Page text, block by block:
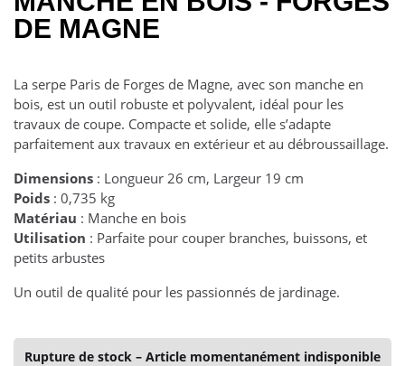
DE MAGNE
La serpe Paris de Forges de Magne, avec son manche en
bois, est un outil robuste et polyvalent, idéal pour les
travaux de coupe. Compacte et solide, elle s’adapte
parfaitement aux travaux en extérieur et au débroussaillage.
Dimensions : Longueur 26 cm, Largeur 19 cm
Poids : 0,735 kg
Matériau : Manche en bois
Utilisation : Parfaite pour couper branches, buissons, et
petits arbustes
Un outil de qualité pour les passionnés de jardinage.
Rupture de stock – Article momentanément indisponible